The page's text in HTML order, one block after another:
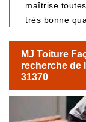
maîtrise
très bonne
MJ Toiture
recherche de
31370